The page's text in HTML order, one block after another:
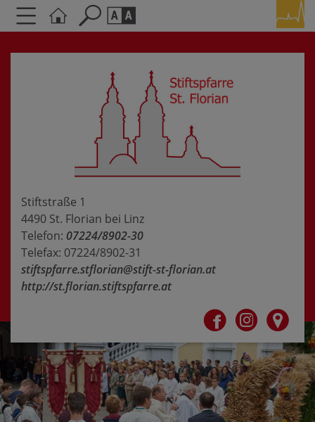
A
Kontrasteinstellungen
A A A
Stiftstraße 1
4490 St. Florian bei Linz
Telefon: 07224/8902-30
Telefax: 07224/8902-31
stiftspfarre.stflorian@stift-st-florian.at
http://st.florian.stiftspfarre.at